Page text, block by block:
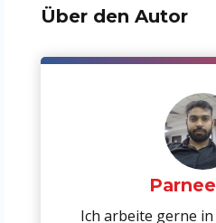
Über den Autor
Ich arbeite gerne